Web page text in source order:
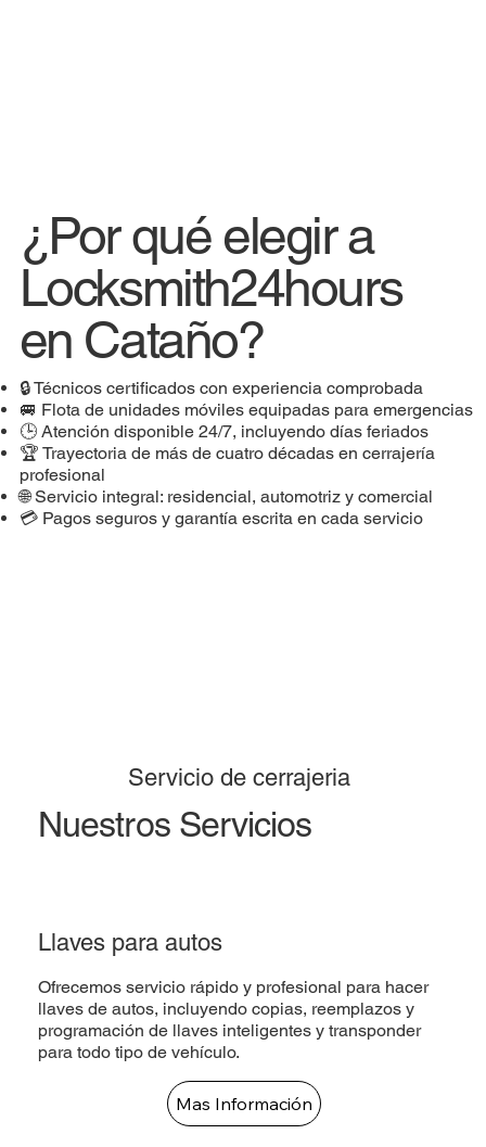
¿Por qué elegir a
Locksmith24hours
en Cataño?
🔒 Técnicos certificados con experiencia comprobada
🚐 Flota de unidades móviles equipadas para emergencias
🕒 Atención disponible 24/7, incluyendo días feriados
🏆 Trayectoria de más de cuatro décadas en cerrajería
profesional
🌐 Servicio integral: residencial, automotriz y comercial
💳 Pagos seguros y garantía escrita en cada servicio
Nuestros Servicios
Servicio de cerrajeria
Llaves para autos
Ofrecemos servicio rápido y profesional para hacer
llaves de autos, incluyendo copias, reemplazos y
programación de llaves inteligentes y transponder
para todo tipo de vehículo.
Mas Información